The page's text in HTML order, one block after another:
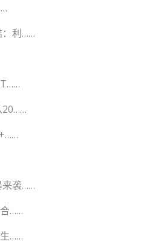
：利……
20……
来袭……
……
……